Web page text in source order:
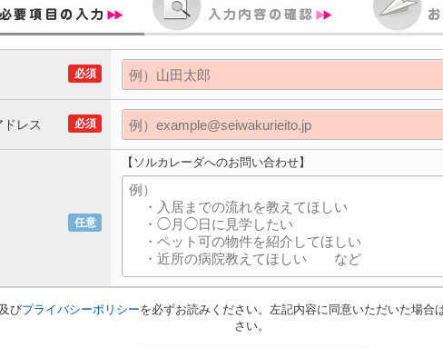
必須
必須
ドレス
任意
【ソルカレーダへのお問い合わせ】
及びプライバシーポリシーを必ずお読みください。左記内容に同意いただいた場合
さい。